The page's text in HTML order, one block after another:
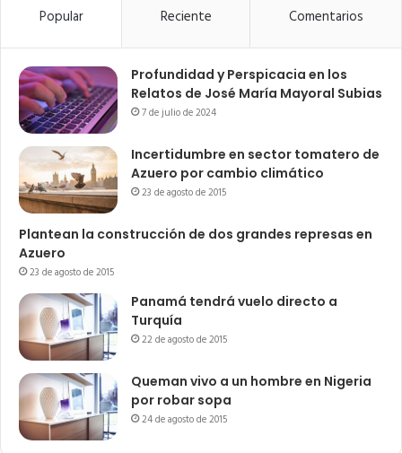
Popular Reciente Comentarios
Profundidad y Perspicacia en los
Relatos de José María Mayoral Subias
7 de julio de 2024
Incertidumbre en sector tomatero de
Azuero por cambio climático
23 de agosto de 2015
Plantean la construcción de dos grandes represas en
Azuero
23 de agosto de 2015
Panamá tendrá vuelo directo a
Turquía
22 de agosto de 2015
Queman vivo a un hombre en Nigeria
por robar sopa
24 de agosto de 2015